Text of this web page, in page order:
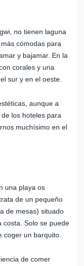
no tienen laguna
cómodas para
y bajamar. En la
corales y una
sur y en el oeste.
aunque a
los hoteles para
muchísimo en el
una playa os
de un pequeño
de mesas) situado
costa. Solo se puede
coger un barquito.
de comer